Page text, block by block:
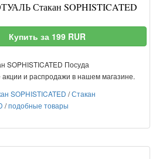
Стакан SOPHISTICATED
Купить за 199 RUR
SOPHISTICATED Посуда
акции и распродажи в нашем магазине.
SOPHISTICATED /Стакан
/подобные товары